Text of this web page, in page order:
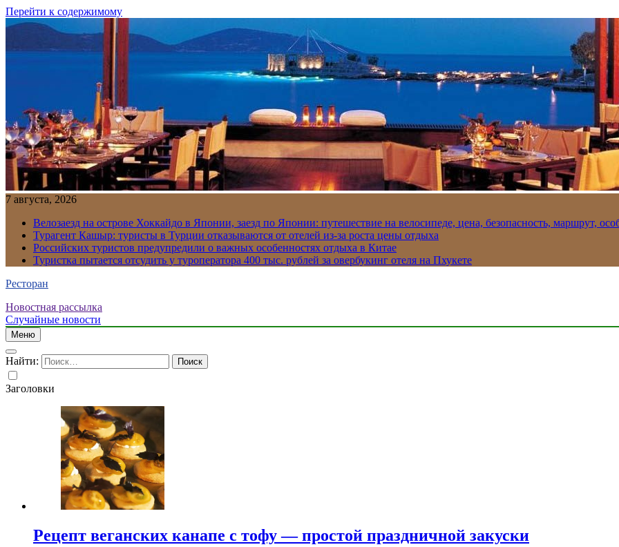
Перейти к содержимому
7 августа, 2026
Велозаезд на острове Хоккайдо в Японии, заезд по Японии: путешествие на велосипеде, цена, безопасность, маршрут,
Турагент Кашыр: туристы в Турции отказываются от отелей из-за роста цены отдыха
Российских туристов предупредили о важных особенностях отдыха в Китае
Туристка пытается отсудить у туроператора 400 тыс. рублей за овербукинг отеля на Пхукете
Ресторан
Новостная рассылка
Случайные новости
Меню
Найти:
Заголовки
Рецепт веганских канапе с тофу — простой праздничной закуски